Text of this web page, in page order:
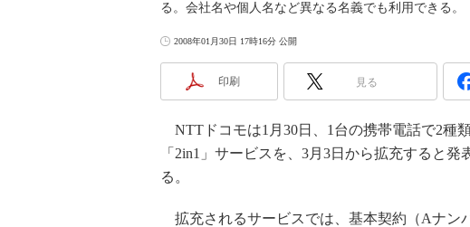
る。会社名や個人名など異なる名義でも利用できる。
2008年01月30日 17時16分 公開
印刷 見る
NTTドコモは1月30日、1台の携帯電話で2種
「2in1」サービスを、3月3日から拡充すると
る。
拡充されるサービスでは、基本契約（Aナン